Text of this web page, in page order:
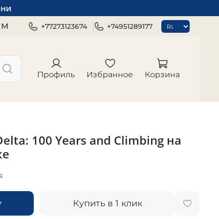
+77273123674 +74951289177
Профиль Избранное Корзина
100 Years and Climbing на
Купить в 1 клик